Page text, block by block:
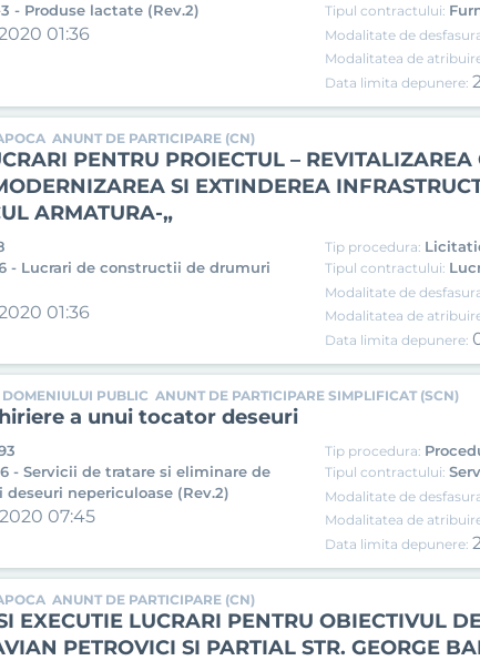
- Produse lactate (Rev.2)
01:36
Tipul contractului:
Modalitate de
Modalitatea de
Data limita depunere:
ANUNT DE PARTICIPARE (CN)
PENTRU PROIECTUL –
SI EXTINDEREA
ARMATURA-„
- Lucrari de constructii de drumuri
01:36
Tip procedura:
Tipul contractului:
Modalitate de
Modalitatea de
Data limita depunere:
PUBLIC ANUNT DE PARTICIPARE SIMPLIFICAT (SCN)
a unui tocator deseuri
- Servicii de tratare si eliminare de
nepericuloase (Rev.2)
07:45
Tip procedura:
Tipul contractului:
Modalitate de
Modalitatea de
Data limita depunere:
ANUNT DE PARTICIPARE (CN)
EXECUTIE LUCRARI PENTRU OBIECTIVUL
PETROVICI SI PARTIAL STR. GEORGE